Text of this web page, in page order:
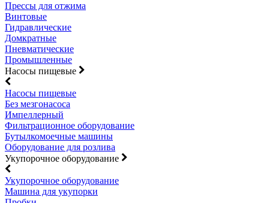
Прессы для отжима
Винтовые
Гидравлические
Домкратные
Пневматические
Промышленные
Насосы пищевые
Насосы пищевые
Без мезгонасоса
Импеллерный
Фильтрационное оборудование
Бутылкомоечные машины
Оборудование для розлива
Укупорочное оборудование
Укупорочное оборудование
Машина для укупорки